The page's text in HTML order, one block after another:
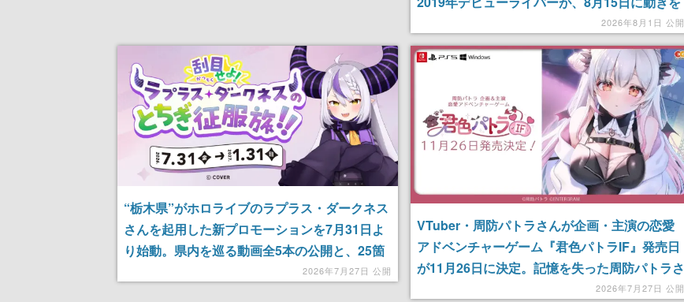
2026年8月1日 公開
“栃木県”がホロライブのラプラス・ダークネス
さんを起用した新プロモーションを7月31日よ
り始動。県内を巡る動画全5本の公開と、25箇
所を巡るデジタルスタンプラリーを実施
2026年7月27日 公開
VTuber・周防パトラさんが企画・主演の恋愛
アドベンチャーゲーム『君色パトラIF』発売日
が11月26日に決定。記憶を失った周防パトラさ
んと出会い、接し方によって性格が変化
2026年7月27日 公開